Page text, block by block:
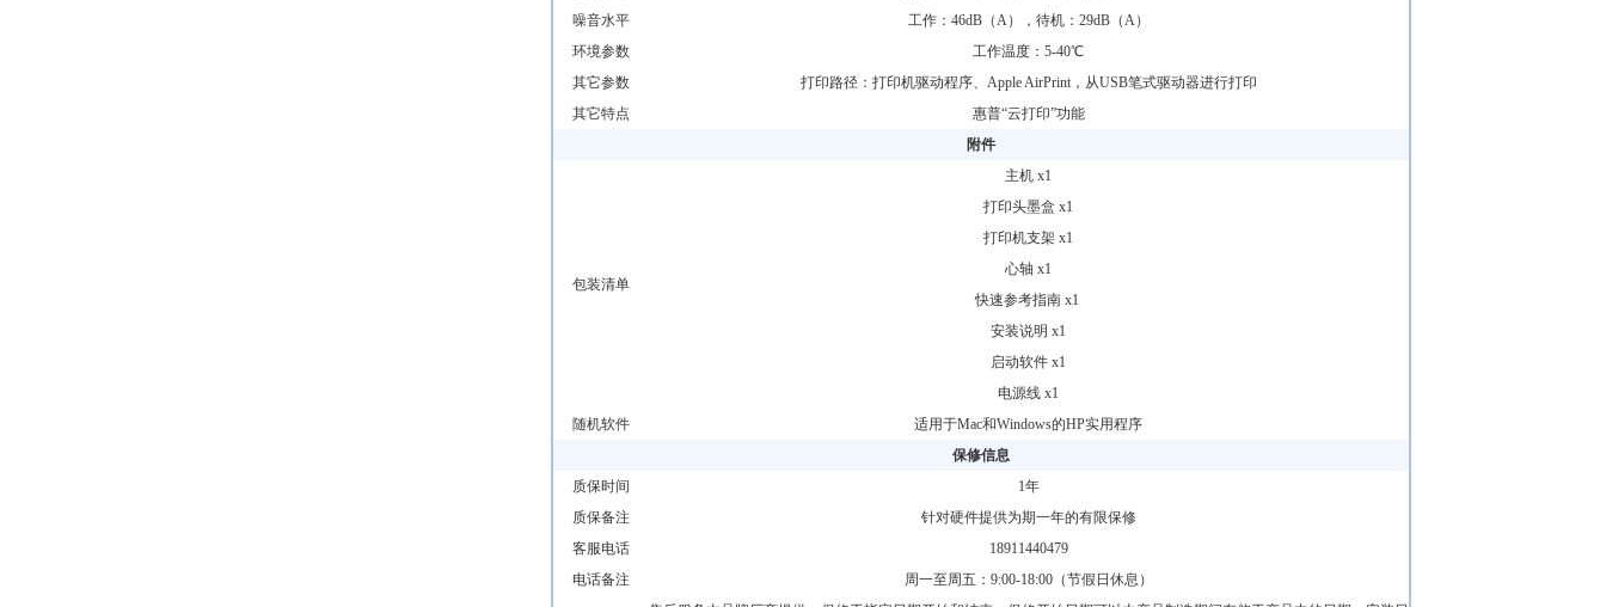
噪音水平
工作：46dB（A），待机：29dB（A）
环境参数
工作温度：5-40℃
其它参数
打印路径：打印机驱动程序、Apple AirPrint，从USB笔式驱动器进行打印
其它特点
惠普“云打印”功能
附件
包装清单
主机 x1
打印头墨盒 x1
打印机支架 x1
心轴 x1
快速参考指南 x1
安装说明 x1
启动软件 x1
电源线 x1
随机软件
适用于Mac和Windows的HP实用程序
保修信息
质保时间
1年
质保备注
针对硬件提供为期一年的有限保修
客服电话
18911440479
电话备注
周一至周五：9:00-18:00（节假日休息）